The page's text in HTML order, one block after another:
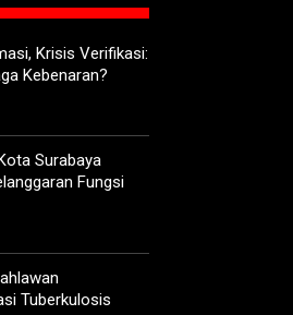
Krisis Verifikasi:
Kebenaran?
Surabaya
Fungsi
Tuberkulosis